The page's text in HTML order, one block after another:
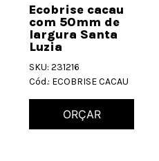
Ecobrise cacau
com 50mm de
largura Santa
Luzia
SKU: 231216
Cód.: ECOBRISE CACAU
ORÇAR